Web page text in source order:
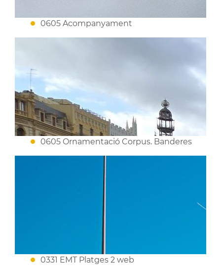
0605 Acompanyament
0605 Ornamentació Corpus. Banderes
0331 EMT Platges 2 web